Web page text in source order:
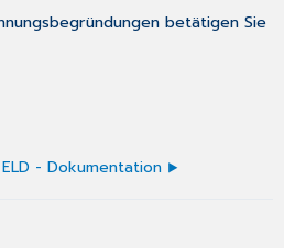
betätigen Sie
ELD - Dokumentation